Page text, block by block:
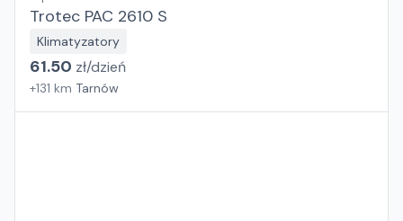
Trotec PAC 2610 S
Klimatyzatory
61.50 zł/dzień
+131 km Tarnów